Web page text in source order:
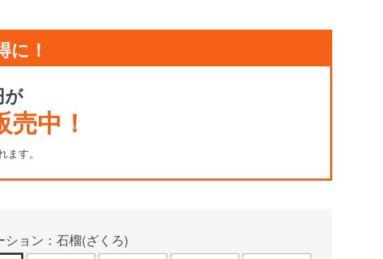
！
が
中！
す。
ション：石榴(ざくろ)